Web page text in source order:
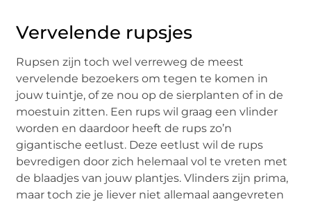
Vervelende rupsjes
Rupsen zijn toch wel verreweg de meest
vervelende bezoekers om tegen te komen in
jouw tuintje, of ze nou op de sierplanten of in de
moestuin zitten. Een rups wil graag een vlinder
worden en daardoor heeft de rups zo’n
gigantische eetlust. Deze eetlust wil de rups
bevredigen door zich helemaal vol te vreten met
de blaadjes van jouw plantjes. Vlinders zijn prima,
maar toch zie je liever niet allemaal aangevreten